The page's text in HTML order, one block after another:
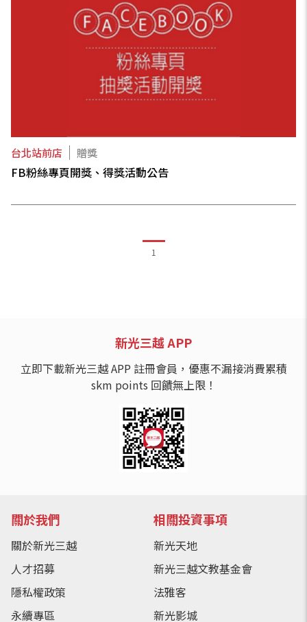
台北站前店 贈獎
FB粉絲專頁開獎、得獎活動公告
1
新光三越 APP
立即下載新光三越 APP 註冊會員，優惠不漏接消費累積
skm points 回饋無上限！
關於我們
關於新光三越
人才招募
隱私權政策
永續專區
相關投資事項
新光天地
新光三越文教基金會
法雅客
新光影城